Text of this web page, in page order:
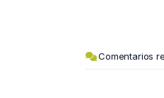
Comentarios